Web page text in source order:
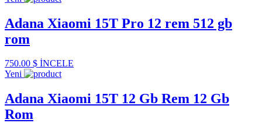
Adana Xiaomi 15T Pro 12 rem 512 gb
rom
750.00 $ İNCELE
Yeni
Adana Xiaomi 15T 12 Gb Rem 12 Gb
Rom